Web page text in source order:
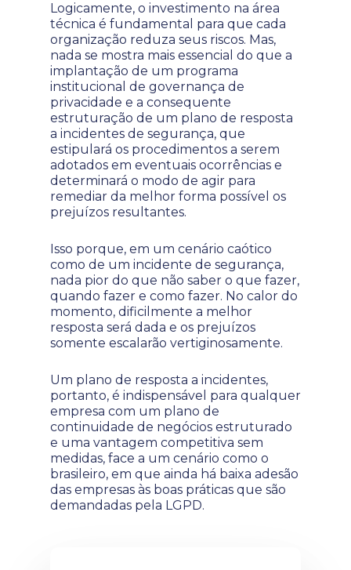
Logicamente, o investimento na área
técnica é fundamental para que cada
organização reduza seus riscos. Mas,
nada se mostra mais essencial do que a
implantação de um programa
institucional de governança de
privacidade e a consequente
estruturação de um plano de resposta
a incidentes de segurança, que
estipulará os procedimentos a serem
adotados em eventuais ocorrências e
determinará o modo de agir para
remediar da melhor forma possível os
prejuízos resultantes.
Isso porque, em um cenário caótico
como de um incidente de segurança,
nada pior do que não saber o que fazer,
quando fazer e como fazer. No calor do
momento, dificilmente a melhor
resposta será dada e os prejuízos
somente escalarão vertiginosamente.
Um plano de resposta a incidentes,
portanto, é indispensável para qualquer
empresa com um plano de
continuidade de negócios estruturado
e uma vantagem competitiva sem
medidas, face a um cenário como o
brasileiro, em que ainda há baixa adesão
das empresas às boas práticas que são
demandadas pela LGPD.